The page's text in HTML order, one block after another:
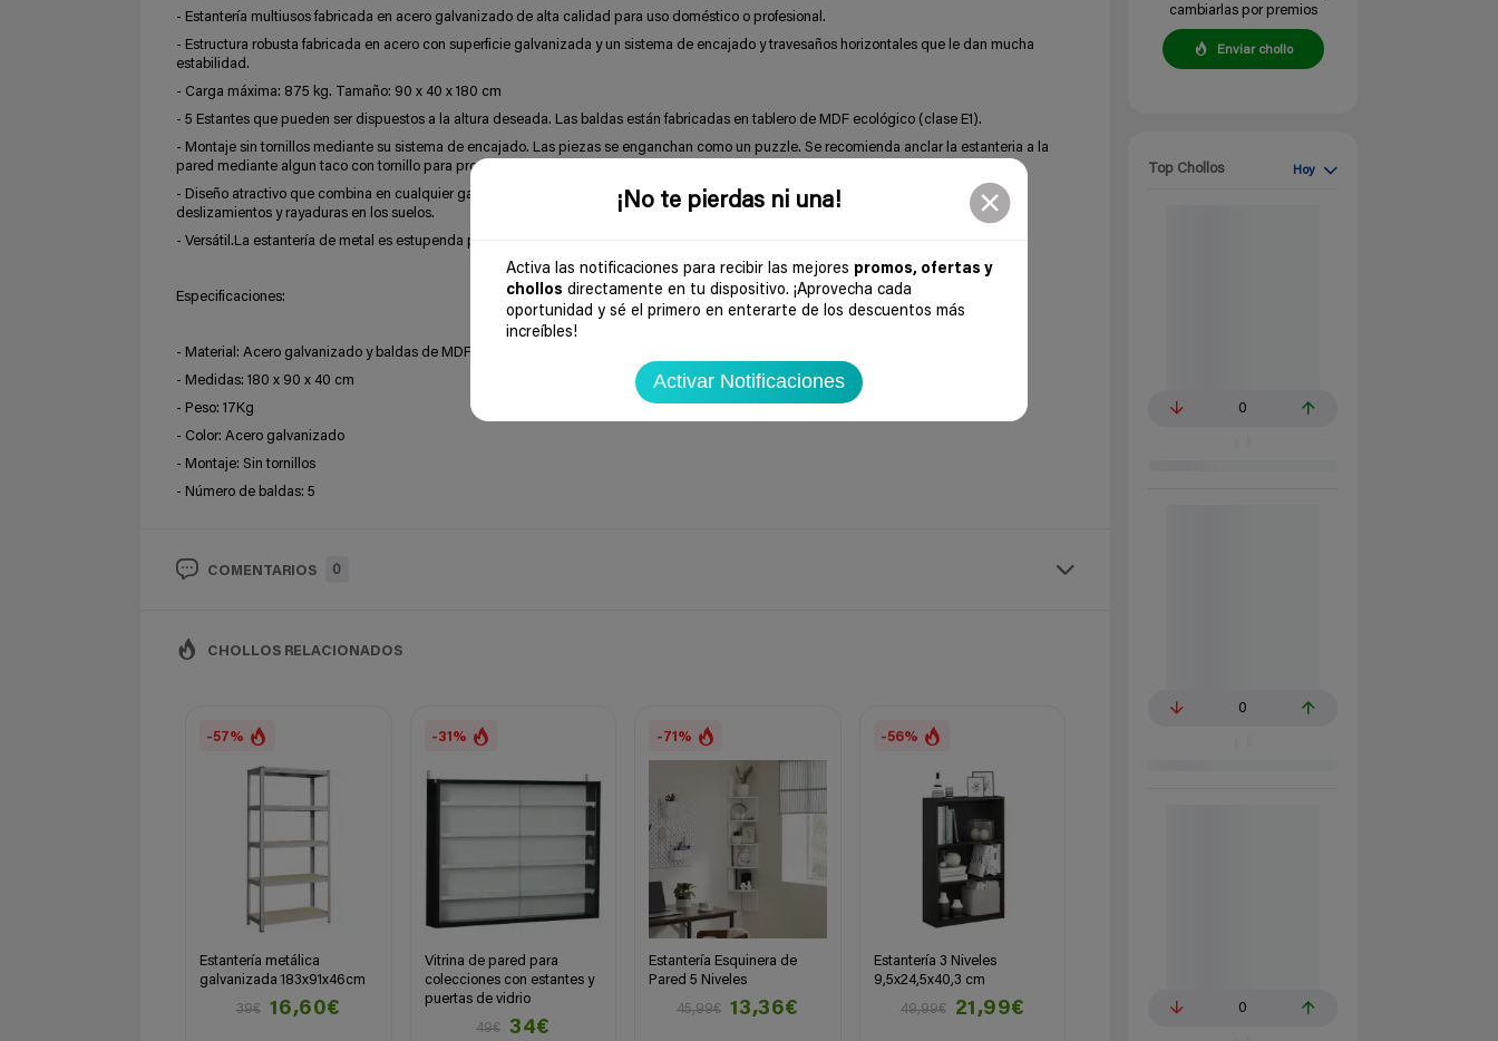
¡No te pierdas ni una!
Activa las notificaciones para recibir las mejores promos, ofertas y
chollos directamente en tu dispositivo. ¡Aprovecha cada
oportunidad y sé el primero en enterarte de los descuentos más
increíbles!
Activar Notificaciones
- Estantería multiusos fabricada en acero galvanizado de alta calidad para uso doméstico o profesional.
- Estructura robusta fabricada en acero con superficie galvanizada y un sistema de encajado y travesaños horizontales que le dan mucha
estabilidad.
- Carga máxima: 875 kg. Tamaño: 90 x 40 x 180 cm
- 5 Estantes que pueden ser dispuestos a la altura deseada. Las baldas están fabricadas en tablero de MDF ecológico (clase E1).
- Montaje sin tornillos mediante su sistema de encajado. Las piezas se enganchan como un puzzle. Se recomienda anclar la estanteria a la
pared mediante algun taco con tornillo para proporcionar una plena estabilidad.
- Diseño atractivo que combina en cualquier garaje o habitación. Bordes redondeados para evitar cortes. Bases de plástico para evitar
deslizamientos y rayaduras en los suelos.
- Versátil.La estantería de metal es estupenda para trasteros, sótanos y fábricas. También se puede convertir en 2 bancos de trabajo.
Especificaciones:
- Material: Acero galvanizado y baldas de MDF
- Medidas: 180 x 90 x 40 cm
- Peso: 17Kg
- Color: Acero galvanizado
- Montaje: Sin tornillos
- Número de baldas: 5
COMENTARIOS 0
CHOLLOS RELACIONADOS
-57%
Estantería metálica
galvanizada 183x91x46cm
39€
16,60€
-31%
Vitrina de pared para
colecciones con estantes y
puertas de vidrio
49€
34€
-71%
Estantería Esquinera de
Pared 5 Niveles
45,99€
13,36€
-56%
Estantería 3 Niveles
9,5x24,5x40,3 cm
49,99€
21,99€
cambiarlas por premios
Enviar chollo
Top Chollos Hoy
0
0
0